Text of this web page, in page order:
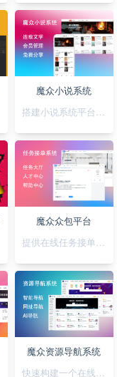
魔众小说系统
搭建小说系统平台，正版小说渠道合作
魔众众包平台
提供在线任务接单平台系统
魔众资源导航系统
快速构建一个在线资源导航系统